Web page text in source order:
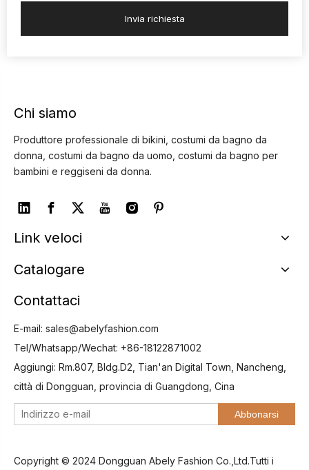
Invia richiesta
Chi siamo
Produttore professionale di bikini, costumi da bagno da
donna, costumi da bagno da uomo, costumi da bagno per
bambini e reggiseni da donna.
Link veloci
Catalogare
Contattaci
E-mail: sales@abelyfashion.com
Tel/Whatsapp/Wechat: +86-18122871002
Aggiungi: Rm.807, Bldg.D2, Tian'an Digital Town, Nancheng,
città di Dongguan, provincia di Guangdong, Cina
Abbonarsi
Copyright © 2024 Dongguan Abely Fashion Co.,Ltd.Tutti i